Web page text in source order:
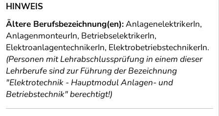
HINWEIS
Ältere Berufsbezeichnung(en):AnlagenelektrikerIn,
AnlagenmonteurIn, BetriebselektrikerIn,
ElektroanlagentechnikerIn, ElektrobetriebstechnikerIn.
(Personen mit Lehrabschlussprüfung in einem dieser
Lehrberufe sind zur Führung der Bezeichnung
"Elektrotechnik - Hauptmodul Anlagen- und
Betriebstechnik" berechtigt!)